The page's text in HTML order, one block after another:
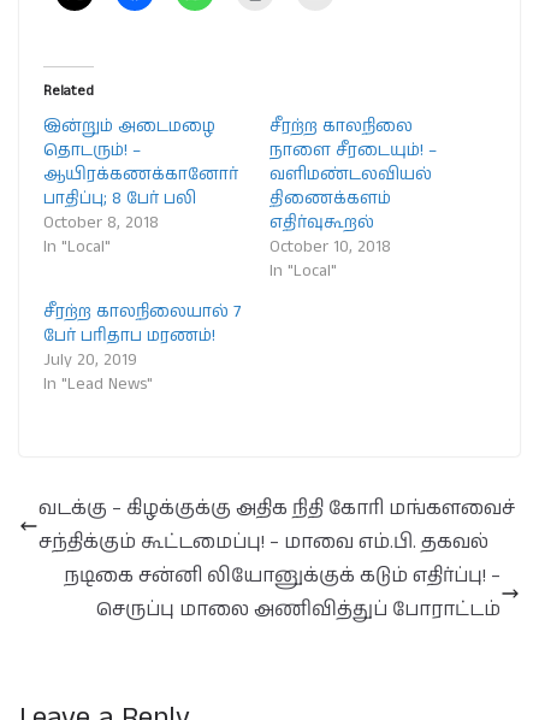
Related
இன்றும் அடைமழை
தொடரும்! –
ஆயிரக்கணக்கானோர்
பாதிப்பு; 8 பேர் பலி
October 8, 2018
In "Local"
சீரற்ற காலநிலை
நாளை சீரடையும்! –
வளிமண்டலவியல்
திணைக்களம்
எதிர்வுகூறல்
October 10, 2018
In "Local"
சீரற்ற காலநிலையால் 7
பேர் பரிதாப மரணம்!
July 20, 2019
In "Lead News"
வடக்கு – கிழக்குக்கு அதிக நிதி கோரி மங்களவைச்
சந்திக்கும் கூட்டமைப்பு! – மாவை எம்.பி. தகவல்
நடிகை சன்னி லியோனுக்குக் கடும் எதிர்ப்பு! –
செருப்பு மாலை அணிவித்துப் போராட்டம்